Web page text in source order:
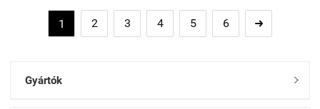
1 2 3 4 5 6 
Gyártók 